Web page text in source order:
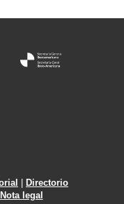
| Directorio
Nota legal